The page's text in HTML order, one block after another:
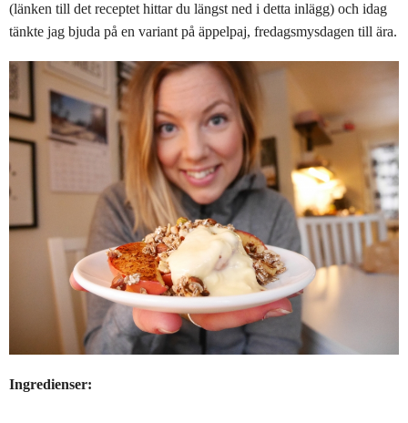
(länken till det receptet hittar du längst ned i detta inlägg) och idag
tänkte jag bjuda på en variant på äppelpaj, fredagsmysdagen till ära.
Ingredienser: